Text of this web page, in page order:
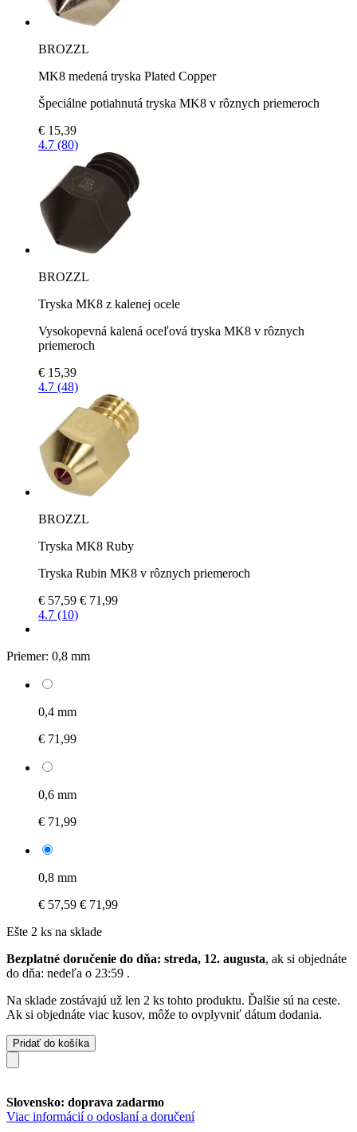
BROZZL
MK8 medená tryska Plated Copper
Špeciálne potiahnutá tryska MK8 v rôznych priemeroch
€ 15,39
4.7 (80)
BROZZL
Tryska MK8 z kalenej ocele
Vysokopevná kalená oceľová tryska MK8 v rôznych
priemeroch
€ 15,39
4.7 (48)
BROZZL
Tryska MK8 Ruby
Tryska Rubin MK8 v rôznych priemeroch
€ 57,59 € 71,99
4.7 (10)
Priemer: 0,8 mm
0,4 mm
€ 71,99
0,6 mm
€ 71,99
0,8 mm
€ 57,59 € 71,99
Ešte 2 ks na sklade
Bezplatné doručenie do dňa: streda, 12. augusta, ak si objednáte
do dňa: nedeľa o 23:59 .
Na sklade zostávajú už len 2 ks tohto produktu. Ďalšie sú na ceste.
Ak si objednáte viac kusov, môže to ovplyvniť dátum dodania.
Pridať do košíka
Slovensko: doprava zadarmo
Viac informácií o odoslaní a doručení